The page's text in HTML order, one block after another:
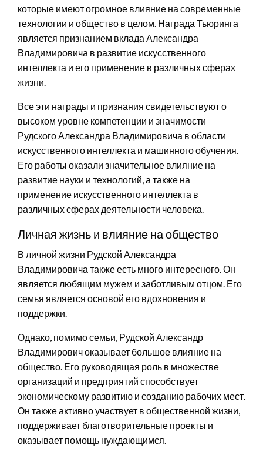
которые имеют огромное влияние на современные
технологии и общество в целом. Награда Тьюринга
является признанием вклада Александра
Владимировича в развитие искусственного
интеллекта и его применение в различных сферах
жизни.
Все эти награды и признания свидетельствуют о
высоком уровне компетенции и значимости
Рудского Александра Владимировича в области
искусственного интеллекта и машинного обучения.
Его работы оказали значительное влияние на
развитие науки и технологий, а также на
применение искусственного интеллекта в
различных сферах деятельности человека.
Личная жизнь и влияние на общество
В личной жизни Рудской Александра
Владимировича также есть много интересного. Он
является любящим мужем и заботливым отцом. Его
семья является основой его вдохновения и
поддержки.
Однако, помимо семьи, Рудской Александр
Владимирович оказывает большое влияние на
общество. Его руководящая роль в множестве
организаций и предприятий способствует
экономическому развитию и созданию рабочих мест.
Он также активно участвует в общественной жизни,
поддерживает благотворительные проекты и
оказывает помощь нуждающимся.